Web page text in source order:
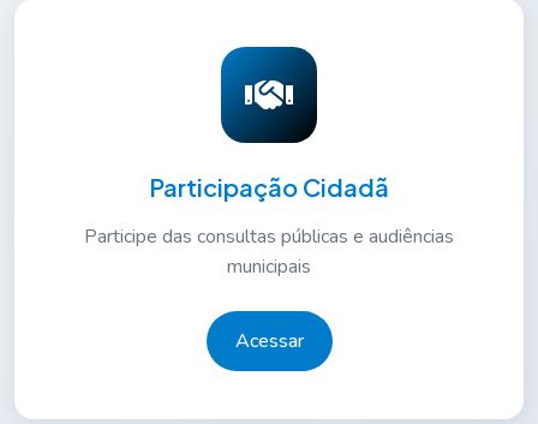
Participação Cidadã
Participe das consultas públicas e audiências
municipais
Acessar